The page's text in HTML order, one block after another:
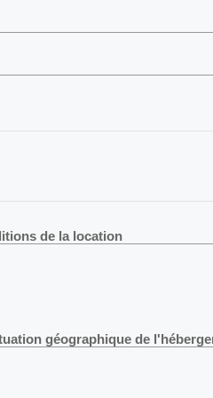
de la location
géographique de